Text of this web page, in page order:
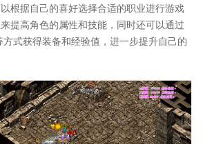
根据自己的喜好选择合适的职业进行游戏
提高角色的属性和技能，同时还可以通过
方式获得装备和经验值，进一步提升自己的